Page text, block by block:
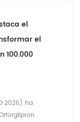
el
el
100.000
2026) ha